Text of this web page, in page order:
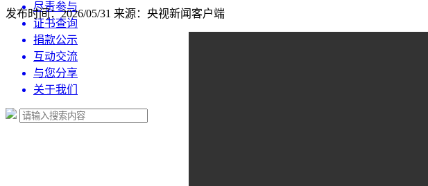
尽责参与
证书查询
捐款公示
互动交流
与您分享
关于我们
发布时间：2026/05/31 来源：央视新闻客户端